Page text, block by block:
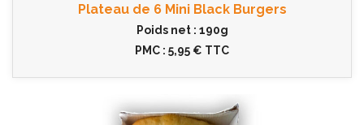
Plateau de 6 Mini Black Burgers
Poids net : 190g
PMC : 5,95 € TTC